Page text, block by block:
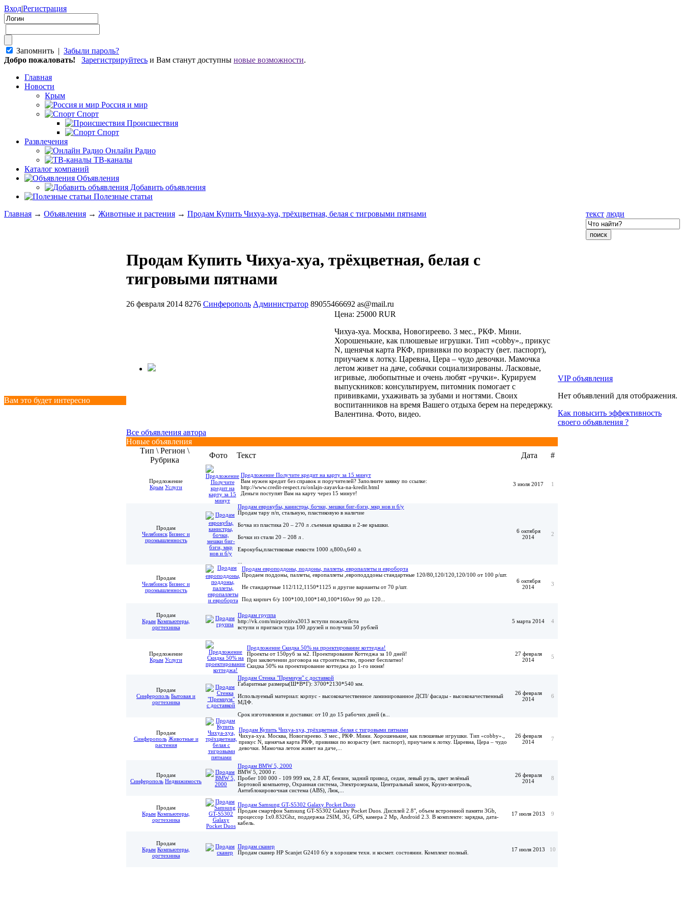
Вход|Регистрация
Запомнить | Забыли пароль?
Добро пожаловать!
Зарегистрируйтесь и Вам станут доступны новые возможности.
Главная
Новости
Крым
Россия и мир
Спорт
Происшествия
Спорт
Развлечения
Онлайн Радио
ТВ-каналы
Каталог компаний
Объявления
Добавить объявления
Полезные статьи
текст люди
Главная → Объявления → Животные и растения → Продам Купить Чихуа-хуа, трёхцветная, белая с тигровыми пятнами
Вам это будет интересно
Продам Купить Чихуа-хуа, трёхцветная, белая с
тигровыми пятнами
26 февраля 2014 8276 Синферополь Администратор 89055466692 as@mail.ru
Цена: 25000 RUR
Чихуа-хуа. Москва, Новогиреево. 3 мес., РКФ. Мини.
Хорошенькие, как плюшевые игрушки. Тип «cobby»., прикус
N, щенячья карта РКФ, прививки по возрасту (вет. паспорт),
приучаем к лотку. Царевна, Цера – чудо девочки. Мамочка
летом живет на даче, собачки социализированы. Ласковые,
игривые, любопытные и очень любят «ручки». Курируем
выпускников: консультируем, питомник помогает с
прививками, ухаживать за зубами и ногтями. Своих
воспитанников на время Вашего отдыха берем на передержку.
Валентина. Фото, видео.
Все объявления автора
Новые объявления
Тип \ Регион \
Рубрика
Фото Текст Дата #
Предложение
Крым Услуги
Предложение Получите кредит на карту за 15 минут
Вам нужен кредит без справок и поручителей? Заполните заявку по ссылке:
http://www.credit-respect.ru/onlajn-zayavka-na-kredit.html
Деньги поступят Вам на карту через 15 минут!
3 июля 2017 1
Продам
Челябинск Бизнес и
промышленность
Продам еврокубы, канистры, бочки, мешки биг-бэги, мкр нов и б/у
Продам тару п/п, стальную, пластиковую в наличие
Бочка из пластика 20 – 270 л .съемная крышка и 2-ве крышки.
Бочки из стали 20 – 208 л .
Еврокубы,пластиковые емкости 1000 л,800л,640 л.
6 октября
2014
2
Продам
Челябинск Бизнес и
промышленность
Продам европоддоны, поддоны, паллеты, европаллеты и евроборта
Продаем поддоны, паллеты, европаллеты ,европодддоны стандартные 120/80,120/120,120/100 от 100 р/шт.
Не стандартные 112/112,1150*1125 и другие варианты от 70 р/шт.
Под кирпич б/у 100*100,100*140,100*160от 90 до 120...
6 октября
2014
3
Продам
Крым Компьютеры,
оргтехника
Продам группа
http://vk.com/mirpozitiva3013 вступи пожалуйста
вступи и пригласи туда 100 друзей и получиш 50 рублей
5 марта 2014 4
Предложение
Крым Услуги
Предложение Скидка 50% на проектирование коттеджа!
Проекты от 150руб за м2. Проектирование Коттеджа за 10 дней!
При заключении договора на строительство, проект бесплатно!
Скидка 50% на проектирование коттеджа до 1-го июня!
27 февраля
2014
5
Продам
Синферополь Бытовая и
оргтехника
Продам Стенка "Премиум" с доставкой
Габаритные размеры(Ш*В*Г): 3700*2130*540 мм.
Используемый материал: корпус - высококачественное ламинированное ДСП/ фасады - высококачественный
МДФ.
Срок изготовления и доставки: от 10 до 15 рабочих дней (в...
26 февраля
2014
6
Продам
Синферополь Животные и
растения
Продам Купить Чихуа-хуа, трёхцветная, белая с тигровыми пятнами
Чихуа-хуа. Москва, Новогиреево. 3 мес., РКФ. Мини. Хорошенькие, как плюшевые игрушки. Тип «cobby».,
прикус N, щенячья карта РКФ, прививки по возрасту (вет. паспорт), приучаем к лотку. Царевна, Цера – чудо
девочки. Мамочка летом живет на даче,...
26 февраля
2014
7
Продам
Синферополь Недвижимость
Продам BMW 5, 2000
BMW 5, 2000 г.
Пробег 100 000 - 109 999 км, 2.8 АТ, бензин, задний привод, седан, левый руль, цвет зелёный
Бортовой компьютер, Охранная система, Электрозеркала, Центральный замок, Круиз-контроль,
Антиблокировочная система (ABS), Люк,...
26 февраля
2014
8
Продам
Крым Компьютеры,
оргтехника
Продам Samsung GT-S5302 Galaxy Pocket Duos
Продам смартфон Samsung GT-S5302 Galaxy Pocket Duos. Дисплей 2.8", объем встроенной памяти 3Gb,
процессор 1x0.832Ghz, поддержка 2SIM, 3G, GPS, камера 2 Мр, Android 2.3. В комплекте: зарядка, дата-
кабель.
17 июля 2013 9
Продам
Крым Компьютеры,
оргтехника
Продам сканер
Продам сканер HP Scanjet G2410 б/у в хорошем техн. и космет. состоянии. Комплект полный.
17 июля 2013 10
VIP объявления
Нет объявлений для отображения.
Как повысить эффективность
своего объявления ?